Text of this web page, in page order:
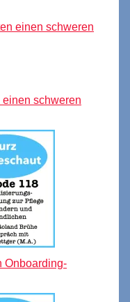
einen schweren
Onboarding-